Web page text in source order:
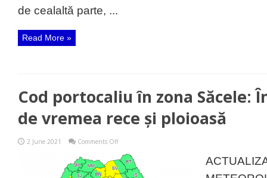
de cealaltă parte, ...
Read More »
Cod portocaliu în zona Săcele:
de vremea rece și ploioasă
2 June 2021 Comments Offon
portocaliu
în
zona